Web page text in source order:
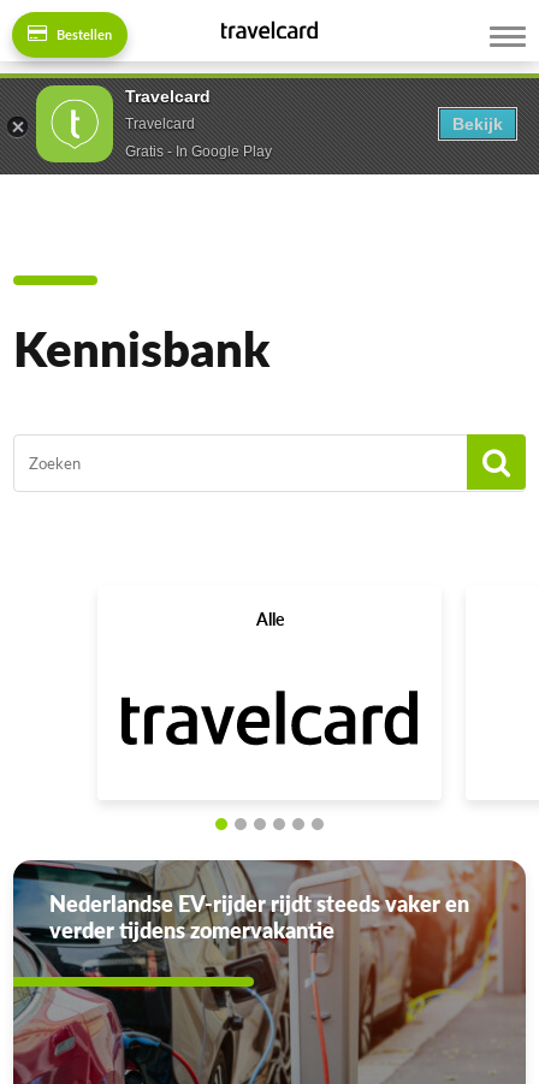
Bestellen
Kennisbank
Alle
Nederlandse EV-rijder rijdt steeds vaker en
verder tijdens zomervakantie
Travelcard
Travelcard
Gratis - In Google Play
Bekijk